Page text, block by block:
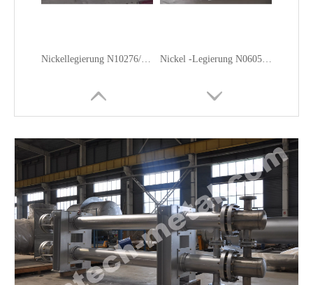
Nickellegierung N10276/Hastelloy C-276 Wärmetauscher Nickel -Legierung N06059 Scrubber für Entmischung und Denitrifizierung Abgasreinigung (EGC)
Nickel N02201 Verdampfer Chloralkali -Industrie Nickel N02201 Separator für die Chloralkali -Industrie